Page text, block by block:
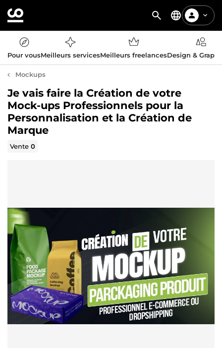
Pour vousMeilleurs servicesMeilleurs freelancesDesign &
Mockups
Je vais faire la Création de votre
Mock-ups Professionnels pour la
Personnalisation et la Création de
Marque
Vente0